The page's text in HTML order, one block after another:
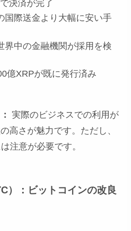
決済が完了
国際送金より大幅に安い手
界中の金融機関が採用を検
億XRPが既に発行済み
実際のビジネスでの利用が
高さが魅力です。ただし、
注意が必要です。
）：ビットコインの改良